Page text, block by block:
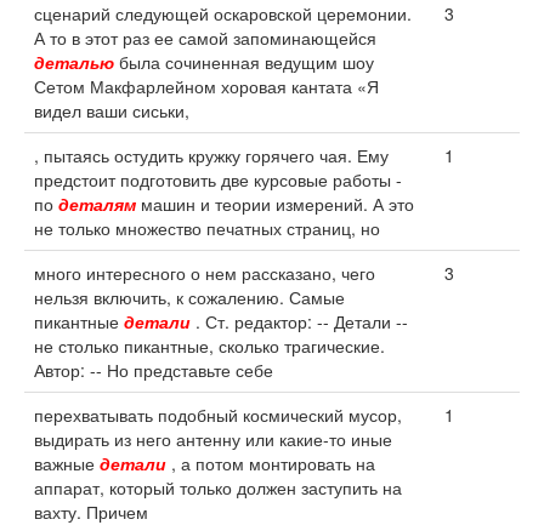
сценарий следующей оскаровской церемонии.
А то в этот раз ее самой запоминающейся
деталью была сочиненная ведущим шоу
Сетом Макфарлейном хоровая кантата «Я
видел ваши сиськи,
3
, пытаясь остудить кружку горячего чая. Ему
предстоит подготовить две курсовые работы -
по деталям машин и теории измерений. А это
не только множество печатных страниц, но
1
много интересного о нем рассказано, чего
нельзя включить, к сожалению. Самые
пикантные детали . Ст. редактор: -- Детали --
не столько пикантные, сколько трагические.
Автор: -- Но представьте себе
3
перехватывать подобный космический мусор,
выдирать из него антенну или какие-то иные
важные детали , а потом монтировать на
аппарат, который только должен заступить на
вахту. Причем
1